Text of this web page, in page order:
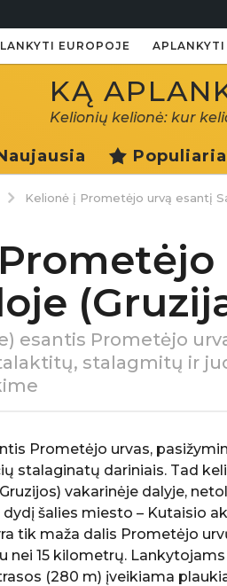
EUROPOJE
KĄ
Kelionių kelionė: kur
Kelionė į Prometėjo urvą esantį
esantis Prometėjo
stalagmitų ir
Prometėjo urvas,
stalaginatų dariniais. Tad
vakarinėje dalyje,
šalies miesto – Kutaisio
tik maža dalis Prometėjo
nei 15 kilometrų.
(280 m) įveikiama